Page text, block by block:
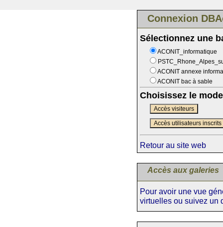
Connexion
Sélectionnez une
ACONIT_informatique
ACONIT annexe
ACONIT bac à sable
Choisissez le
Accès visiteurs
Accès utilisateurs inscrits
Retour au site web
Accès aux galeries
Pour avoir une vue
virtuelles ou suivez un